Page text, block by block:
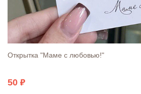
Открытка "Маме с любовью!"
50